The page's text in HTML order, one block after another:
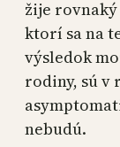
žije
ktorí sa na
výsledok
rodiny, sú v
nebudú.